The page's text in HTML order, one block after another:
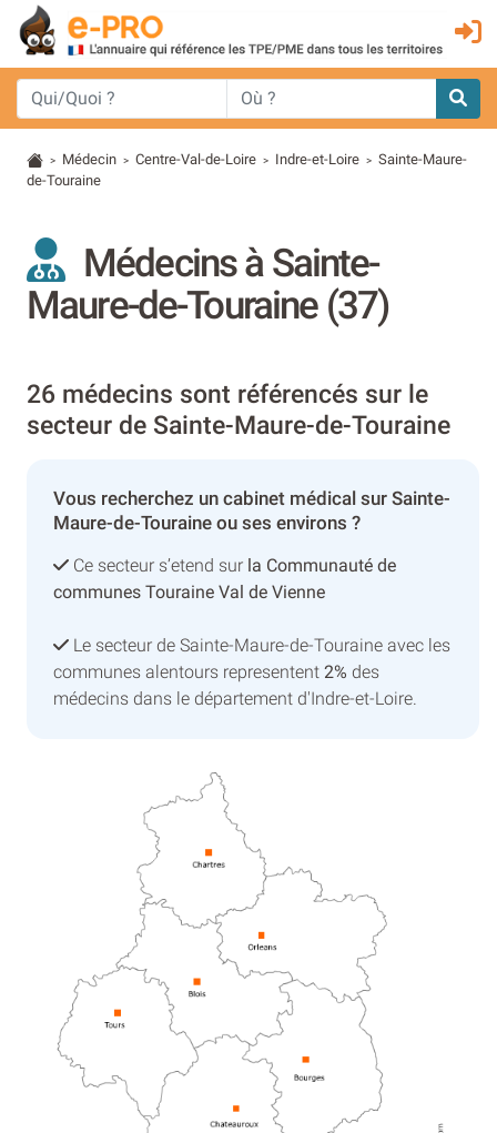
> Médecin > Centre-Val-de-Loire > Indre-et-Loire > Sainte-Maure-
de-Touraine
Médecins à Sainte-
Maure-de-Touraine (37)
26 médecins sont référencés sur le
secteur de Sainte-Maure-de-Touraine
Vous recherchez un cabinet médical sur Sainte-
Maure-de-Touraine ou ses environs ?
Ce secteur s’etend sur la Communauté de
communes Touraine Val de Vienne
Le secteur de Sainte-Maure-de-Touraine avec les
communes alentours representent 2% des
médecins dans le département d'Indre-et-Loire.